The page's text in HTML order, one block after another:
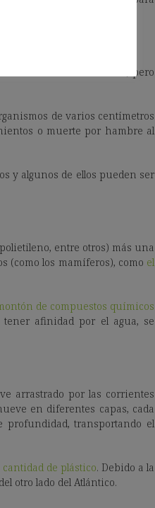
marina es bien conocido, pero
de varios centímetros
o muerte por hambre al
y algunos de ellos pueden ser
entre otros) más una
(como los mamíferos), como el
de compuestos químicos
afinidad por el agua, se
arrastrado por las corrientes
en diferentes capas, cada
transportando el
de plástico. Debido a la
otro lado del Atlántico.